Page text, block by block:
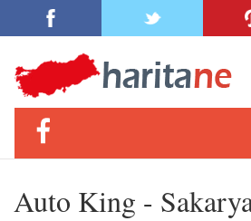
Auto King -